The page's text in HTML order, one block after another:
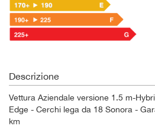
Descrizione
Vettura Aziendale versione 1.5 m-
Edge - Cerchi lega da 18 Sonora -
km